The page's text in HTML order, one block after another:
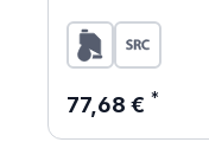
Regulärer Preis:
77,68 €